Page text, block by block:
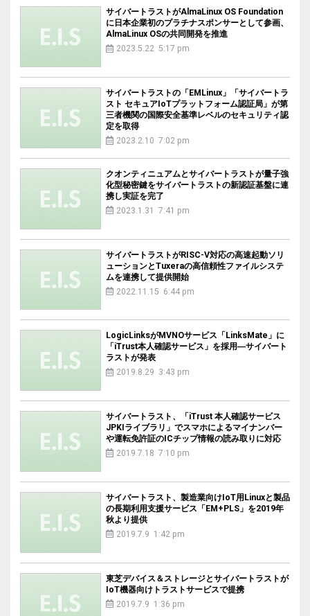
サイバートラストがAlmaLinux OS Foundation
に日本企業初のプラチナスポンサーとして参画、
AlmaLinux OSの共同開発を推進
2023.5.22 5:17 pm
サイバートラストの「EMLinux」「サイバートラ
スト セキュアIoTプラットフォーム認証局」が第
三者機関の国際安全基準レベルのセキュリティ認
定を取得
2023.2.10 7:02 pm
クオンティニュアムとサイバートラストが量子強
化型秘密鍵をサイバートラストの新認証基盤に連
携し実証を完了
2023.1.31 7:41 pm
サイバートラストがRISC-V対応の高速起動ソリ
ューションとTuxeraの高信頼性ファイルシステ
ムを連携して提供開始
2022.11.15 6:44 pm
LogicLinksがMVNOサービス「LinksMate」に
「iTrust本人確認サービス」を採用―サイバート
ラストが発表
2019.8.29 3:43 pm
サイバートラスト、「iTrust 本人確認サービス
JPKIライブラリ」でスマホによるマイナンバー
や運転免許証のICチップ情報の読み取りに対応
2019.7.18 7:10 pm
サイバートラスト、製造業向けIoT用Linuxと製品
の長期利用支援サービス「EM+PLS」を2019年
秋より提供
2019.7.9 1:42 pm
東芝デバイス＆ストレージとサイバートラストが
IoT機器向けトラストサービスで提携
2019.7.9 1:36 pm